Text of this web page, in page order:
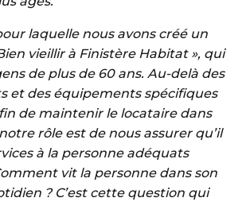
laquelle nous avons créé un
vieillir à Finistère Habitat », qui
de plus de 60 ans. Au-delà des
et des équipements spécifiques
de maintenir le locataire dans
rôle est de nous assurer qu’il
à la personne adéquats
vit la personne dans son
? C’est cette question qui